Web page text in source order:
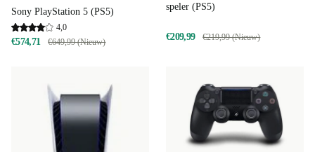
Sony PlayStation 5 (PS5)
4,0
€574,71 €649,99 (Nieuw)
speler (PS5)
€209,99 €219,99 (Nieuw)